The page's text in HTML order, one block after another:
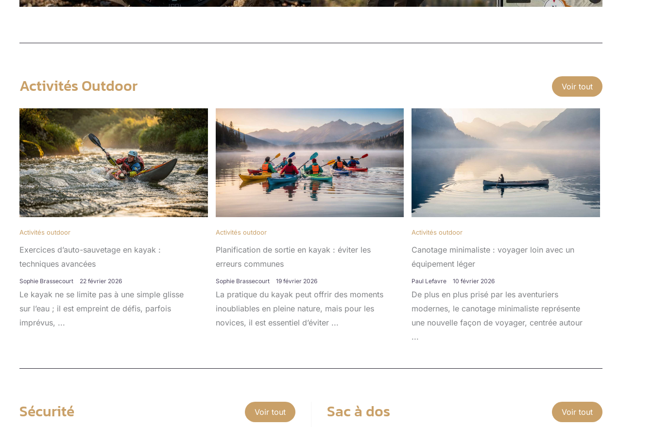
Activités Outdoor Voir tout
Activités outdoor
Exercices d’auto-sauvetage en kayak :
techniques avancées
Sophie Brassecourt 22 février 2026
Le kayak ne se limite pas à une simple glisse
sur l’eau ; il est empreint de défis, parfois
imprévus, ...
Activités outdoor
Planification de sortie en kayak : éviter les
erreurs communes
Sophie Brassecourt 19 février 2026
La pratique du kayak peut offrir des moments
inoubliables en pleine nature, mais pour les
novices, il est essentiel d’éviter ...
Activités outdoor
Canotage minimaliste : voyager loin avec un
équipement léger
Paul Lefavre 10 février 2026
De plus en plus prisé par les aventuriers
modernes, le canotage minimaliste représente
une nouvelle façon de voyager, centrée autour
...
Sécurité Voir tout Sac à dos Voir tout